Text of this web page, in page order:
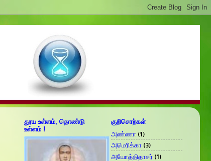
தூய உள்ளம், தொண்டு
உள்ளம் !
குறிசொற்கள்
அண்ணா (1)
அமெரிக்கா (3)
அயோத்திதாசர் (1)